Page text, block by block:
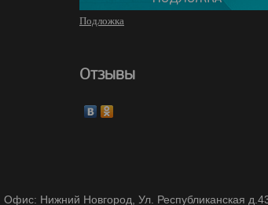
Подложка
Отзывы
Офис: Нижний Новгород, Ул. Республиканская